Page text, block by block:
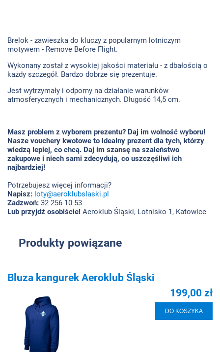
Brelok - zawieszka do kluczy z popularnym lotniczym
motywem - Remove Before Flight.
Wykonany został z wysokiej jakości materiału - z dbałością o
każdy szczegół. Bardzo dobrze się prezentuje.
Jest wytrzymały i odporny na działanie warunków
atmosferycznych i mechanicznych. Długość 14,5 cm.
Masz problem z wyborem prezentu? Daj im wolność wyboru!
Nasze vouchery kwotowe to idealny prezent dla tych, którzy
wiedzą lepiej, co chcą. Daj im szansę na szaleństwo
zakupowe i niech sami zdecydują, co uszczęśliwi ich
najbardziej!
Potrzebujesz więcej informacji?
Napisz: loty@aeroklubslaski.pl
Zadzwoń: 32 256 10 53
Lub przyjdź osobiście! Aeroklub Śląski, Lotnisko 1, Katowice
Produkty powiązane
Bluza kangurek Aeroklub Śląski
199,00 zł
DO KOSZYKA